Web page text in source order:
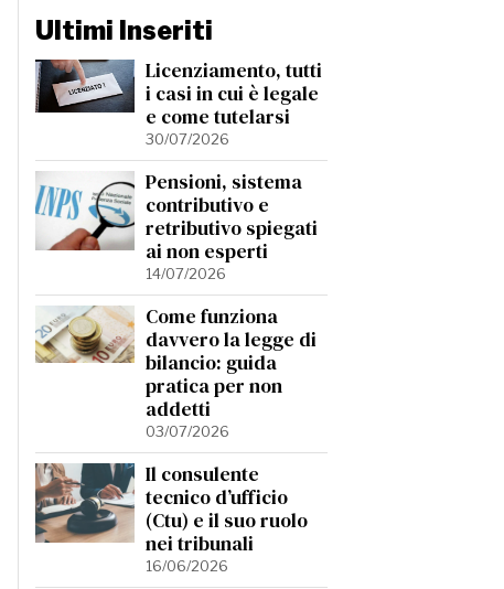
Ultimi Inseriti
Licenziamento, tutti
i casi in cui è legale
e come tutelarsi
30/07/2026
Pensioni, sistema
contributivo e
retributivo spiegati
ai non esperti
14/07/2026
Come funziona
davvero la legge di
bilancio: guida
pratica per non
addetti
03/07/2026
Il consulente
tecnico d’ufficio
(Ctu) e il suo ruolo
nei tribunali
16/06/2026